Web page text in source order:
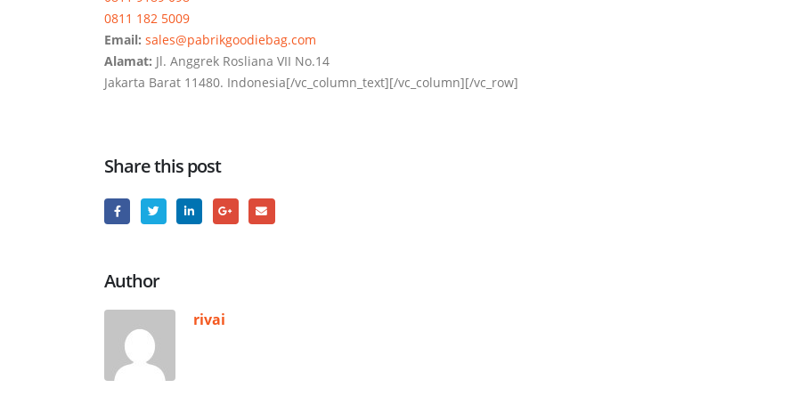
0811 182 5009
Email: sales@pabrikgoodiebag.com
Alamat: Jl. Anggrek Rosliana VII No.14
Jakarta Barat 11480. Indonesia[/vc_column_text][/vc_column][/vc_row]
Share this post
Author
rivai